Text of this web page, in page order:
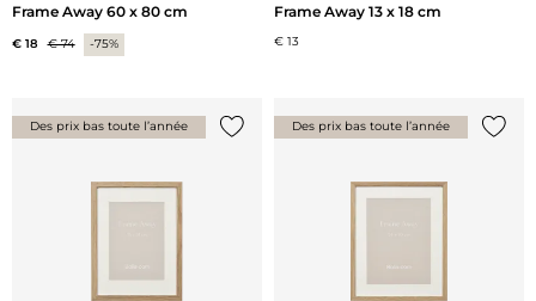
Frame Away 60 x 80 cm
€ 18 € 74 -75%
Frame Away 13 x 18 cm
€ 13
Des prix bas toute l’année Des prix bas toute l’année